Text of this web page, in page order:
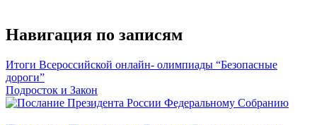
Навигация по записям
Итоги Всероссийской онлайн- олимпиады “Безопасные
дороги”
Подросток и Закон